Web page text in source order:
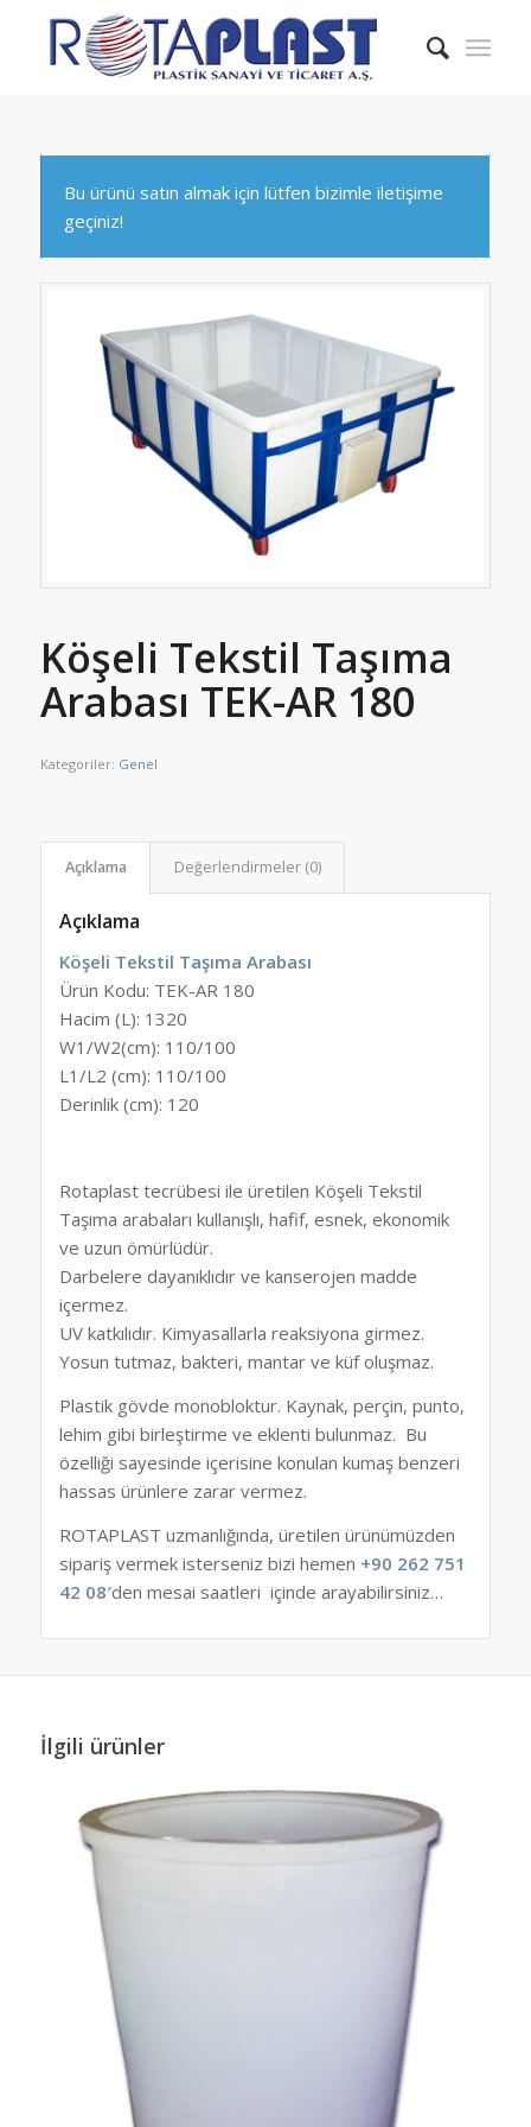
Bu ürünü satın almak için lütfen bizimle iletişime
geçiniz!
Köşeli Tekstil Taşıma
Arabası TEK-AR 180
Kategoriler: Genel
Açıklama Değerlendirmeler (0)
Açıklama
Köşeli Tekstil Taşıma Arabası
Ürün Kodu: TEK-AR 180
Hacim (L): 1320
W1/W2(cm): 110/100
L1/L2 (cm): 110/100
Derinlik (cm): 120
Rotaplast tecrübesi ile üretilen Köşeli Tekstil
Taşıma arabaları kullanışlı, hafif, esnek, ekonomik
ve uzun ömürlüdür.
Darbelere dayanıklıdır ve kanserojen madde
içermez.
UV katkılıdır. Kimyasallarla reaksiyona girmez.
Yosun tutmaz, bakteri, mantar ve küf oluşmaz.
Plastik gövde monobloktur. Kaynak, perçin, punto,
lehim gibi birleştirme ve eklenti bulunmaz. Bu
özelliği sayesinde içerisine konulan kumaş benzeri
hassas ürünlere zarar vermez.
ROTAPLAST uzmanlığında, üretilen ürünümüzden
sipariş vermek isterseniz bizi hemen +90 262 751
42 08′den mesai saatleri içinde arayabilirsiniz…
İlgili ürünler